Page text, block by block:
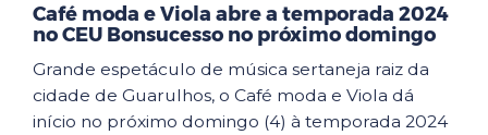
Café moda e Viola abre a temporada 2024
no CEU Bonsucesso no próximo domingo
Grande espetáculo de música sertaneja raiz da
cidade de Guarulhos, o Café moda e Viola dá
início no próximo domingo (4) à temporada 2024